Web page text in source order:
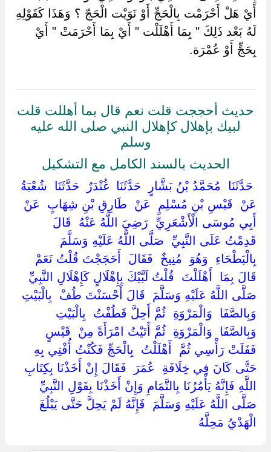
أَيْ هَلْ أَحْرَمْت بِالْحَجِّ أَوْ نَوَيْت الْحَجّ ؟ وَهَذَا كَقَوْلِهِ
لَهُ بَعْد ذَلِكَ " بِمَا أَهْلَلْت " أَيْ بِمَا أَحْرَمَتْ " أَيْ
بِحَجٍّ أَوْ عُمْرَة.
حديث أحججت قلت نعم قال بما أهللت قلت
لبيك بإهلال كإهلال النبي صلى الله عليه
وسلم
الحديث بالسند الكامل مع التشكيل
‏ ‏حَدَّثَنَا ‏ ‏مُحَمَّدُ بْنُ بَشَّارٍ ‏ ‏حَدَّثَنَا ‏ ‏غُنْدَرٌ ‏ ‏حَدَّثَنَا ‏ ‏شُعْبَةُ ‏
‏عَنْ ‏ ‏قَيْسِ بْنِ مُسْلِمٍ ‏ ‏عَنْ ‏ ‏طَارِقِ بْنِ شِهَابٍ ‏ ‏عَنْ ‏
‏أَبِي مُوسَى الْأَشْعَرِيِّ ‏ ‏رَضِيَ اللَّهُ عَنْهُ ‏ ‏قَالَ ‏
‏قَدِمْتُ عَلَى النَّبِيِّ ‏ ‏صَلَّى اللَّهُ عَلَيْهِ وَسَلَّمَ ‏
‏بِالْبَطْحَاءِ ‏ ‏وَهُوَ ‏ ‏مُنِيخٌ ‏ ‏فَقَالَ ‏ ‏أَحَجَجْتَ قُلْتُ نَعَمْ
قَالَ بِمَا ‏ ‏أَهْلَلْتَ ‏ ‏قُلْتُ لَبَّيْكَ بِإِهْلَالٍ كَإِهْلَالِ النَّبِيِّ ‏
‏صَلَّى اللَّهُ عَلَيْهِ وَسَلَّمَ ‏ ‏قَالَ أَحْسَنْتَ طُفْ ‏ ‏بِالْبَيْتِ ‏
‏وَبِالصَّفَا ‏ ‏وَالْمَرْوَةِ ‏ ‏ثُمَّ أَحِلَّ فَطُفْتُ ‏ ‏بِالْبَيْتِ ‏
‏وَبِالصَّفَا ‏ ‏وَالْمَرْوَةِ ‏ ‏ثُمَّ أَتَيْتُ امْرَأَةً مِنْ ‏ ‏قَيْسٍ ‏
‏فَفَلَتْ رَأْسِي ثُمَّ ‏ ‏أَهْلَلْتُ ‏ ‏بِالْحَجِّ فَكُنْتُ أُفْتِي بِهِ
حَتَّى كَانَ فِي خِلَافَةِ ‏ ‏عُمَرَ ‏ ‏فَقَالَ إِنْ أَخَذْنَا بِكِتَابِ
اللَّهِ فَإِنَّهُ يَأْمُرُنَا بِالتَّمَامِ وَإِنْ أَخَذْنَا بِقَوْلِ النَّبِيِّ ‏
‏صَلَّى اللَّهُ عَلَيْهِ وَسَلَّمَ ‏ ‏فَإِنَّهُ لَمْ يَحِلَّ حَتَّى يَبْلُغَ
الْهَدْيُ مَحِلَّهُ ‏